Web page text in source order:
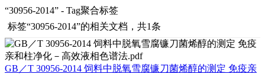
“30956-2014” - Tag聚合标签
标签“30956-2014”的相关文档，共1条
GB／T 30956-2014 饲料中脱氧雪腐镰刀菌烯醇的测定 免疫亲